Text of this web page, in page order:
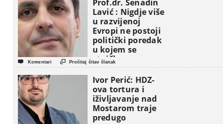
Prof.dr. Senadin
Lavić : Nigdje više
u razvijenoj
Evropi ne postoji
politički poredak
u kojem se
etničke grupe
pojavljuju kao
osnovne
političke jedinice
 Komentari  Pročitaj čitav članak
Ivor Perić: HDZ-
ova tortura i
iživljavanje nad
Mostarom traje
predugo